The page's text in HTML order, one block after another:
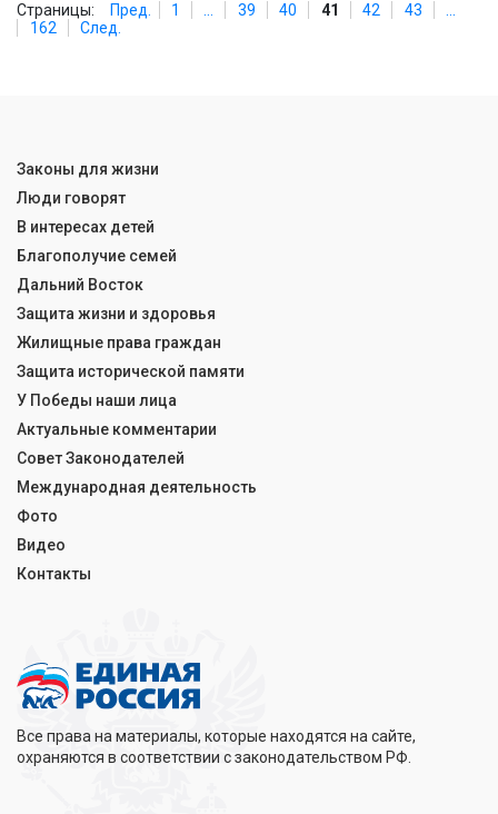
Страницы: Пред. 1 39 40 41 42 43
162
След.
Все права на материалы, которые находятся на сайте,
охраняются в соответствии с законодательством РФ.
Законы для жизни
Люди говорят
В интересах детей
Благополучие семей
Дальний Восток
Защита жизни и здоровья
Жилищные права граждан
Защита исторической памяти
У Победы наши лица
Актуальные комментарии
Совет Законодателей
Международная деятельность
Фото
Видео
Контакты